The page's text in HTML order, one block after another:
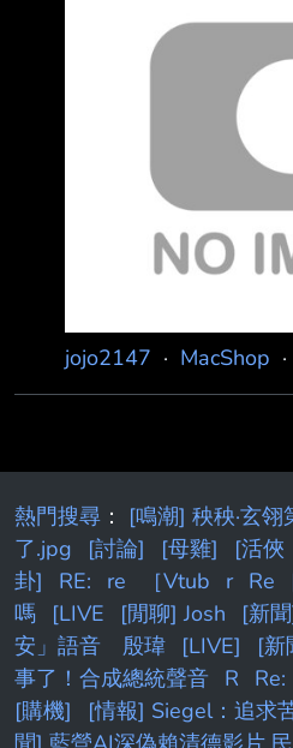
要求賣家退款， 最後
認定，所以這次就算了
續態度強硬殺價後還要
將會提送消保官等與事
還賣乖，請各位版友注
下： 1. 物品可正常使
jojo2147 · MacShop ·
熱門搜尋 ： [鳴潮] 秧秧·玄
了.jpg
[討論] [母雞] [活俠
卦]
RE: re ［Vtub r Re
嗎
[LIVE [閒聊] Josh
[新
安」語音 殷瑋
[LIVE]
[新
事了！合成總統聲音 R Re:
[購機]
[情報] Siegel：追求